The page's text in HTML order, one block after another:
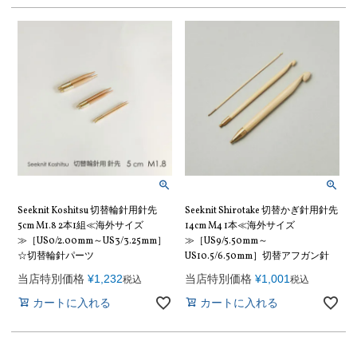
Seeknit Koshitsu 切替輪針用針先
5cm M1.8 2本1組≪海外サイズ
≫［US0/2.00mm～US3/3.25mm］
☆切替輪針パーツ
当店特別価格 ¥1,232税込
カートに入れる
Seeknit Shirotake 切替かぎ針用針先
14cm M4 1本≪海外サイズ
≫［US9/5.50mm～
US10.5/6.50mm］切替アフガン針
当店特別価格 ¥1,001 税込
カートに入れる